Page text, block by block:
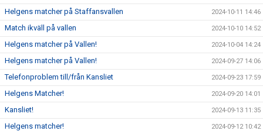
Helgens matcher på Staffansvallen 2024-10-11 14:46
Match ikväll på vallen 2024-10-10 14:52
Helgens matcher på Vallen! 2024-10-04 14:24
Helgens matcher på Vallen! 2024-09-27 14:06
Telefonproblem till/från Kansliet 2024-09-23 17:59
Helgens Matcher! 2024-09-20 14:01
Kansliet! 2024-09-13 11:35
Helgens matcher! 2024-09-12 10:42